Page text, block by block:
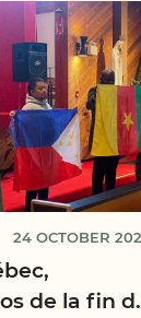
24 OCTOBER
de la fin